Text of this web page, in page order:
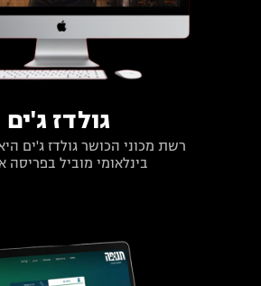
גולדז ג'ים
רשת מכוני הכושר גולדז ג'ים
בינלאומי מוביל בפריסה